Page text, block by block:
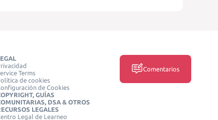
Terms
de cookies
de Cookies
GUÍAS
DSA & OTROS
LEGALES
Legal de Learneo
Comentarios